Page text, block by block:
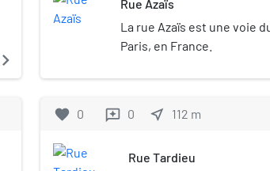
navigate_next
Rue Azaïs
La rue Azaïs est une voie
Paris, en France.
favorite 0 reviews 0 near_me 112 m
Rue Tardieu